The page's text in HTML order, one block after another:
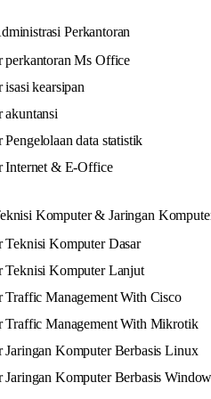
Perkantoran
perkantoran Ms Office
kearsipan
akuntansi
data statistik
Internet & E-Office
Komputer & Jaringan
Teknisi Komputer Dasar
Teknisi Komputer Lanjut
Traffic Management With Cisco
Traffic Management With Mikrotik
Jaringan Komputer Berbasis Linux
Komputer Berbasis